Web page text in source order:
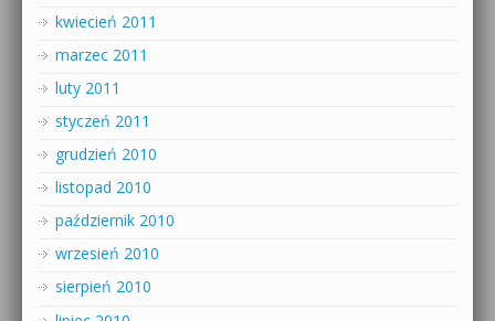
kwiecień 2011
marzec 2011
luty 2011
styczeń 2011
grudzień 2010
listopad 2010
październik 2010
wrzesień 2010
sierpień 2010